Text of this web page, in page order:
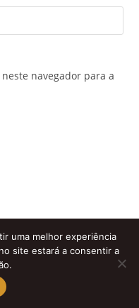
navegador para a
uma melhor experiência
site estará a consentir a